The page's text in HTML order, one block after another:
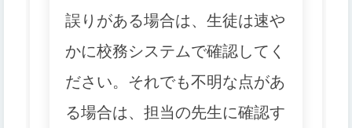
誤りがある場合は、生徒は速や
かに校務システムで確認してく
ださい。それでも不明な点があ
る場合は、担当の先生に確認す